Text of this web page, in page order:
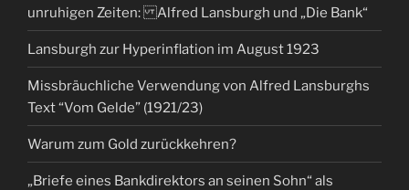
unruhigen Zeiten: Alfred Lansburgh und „Die Bank“
Lansburgh zur Hyperinflation im August 1923
Missbräuchliche Verwendung von Alfred Lansburghs
Text “Vom Gelde” (1921/23)
Warum zum Gold zurückkehren?
„Briefe eines Bankdirektors an seinen Sohn“ als